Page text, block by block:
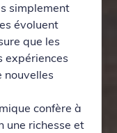
simplement
évoluent
que les
expériences
nouvelles
confère à
une richesse et